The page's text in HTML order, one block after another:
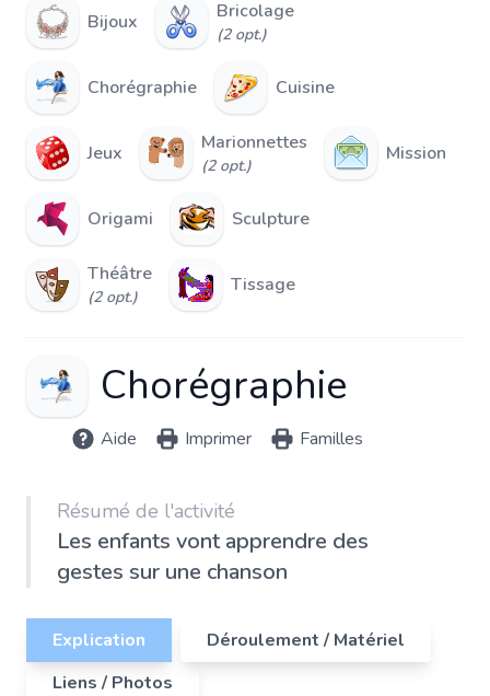
Bijoux Bricolage
(2 opt.)
Chorégraphie Cuisine
Jeux Marionnettes
(2 opt.)
Mission
Origami Sculpture
Théâtre
(2 opt.)
Tissage
Chorégraphie
Aide Imprimer Familles
Résumé de l'activité
Les enfants vont apprendre des
gestes sur une chanson
Explication
Déroulement / Matériel
Liens / Photos